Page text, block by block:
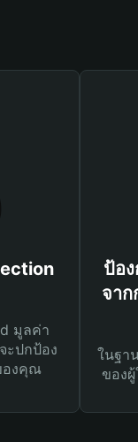
มูลค่า
ะปกป้อง
องคุณ
ป้อ
จา
ในฐา
ของ